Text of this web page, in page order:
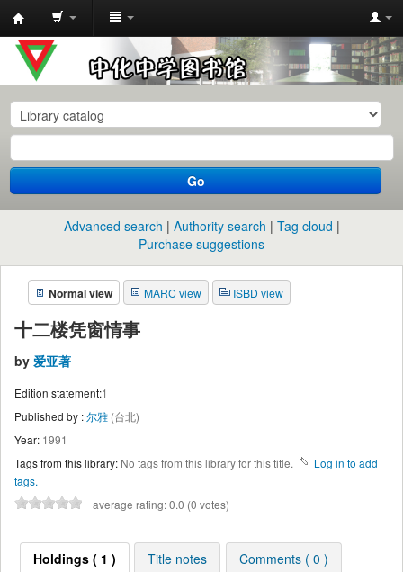
中
化
中
学
图
书
馆
目
录
Go
Advanced search Authority search
Tag cloud
Purchase suggestions
Normal view MARC view ISBD view
十二楼凭窗情事
by 爱亚著
Edition statement:1
Published by :尔雅 (台北)
Year: 1991
Tags from this library: No tags from this library for this title.
Log in to add
tags.
average rating: 0.0 (0 votes)
Holdings ( 1 ) Title notes Comments ( 0 )